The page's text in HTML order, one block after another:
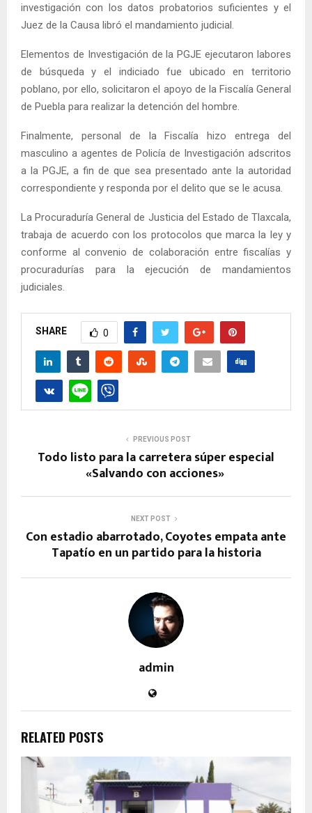
investigación con los datos probatorios suficientes y el
Juez de la Causa libró el mandamiento judicial.
Elementos de Investigación de la PGJE ejecutaron labores
de búsqueda y el indiciado fue ubicado en territorio
poblano, por ello, solicitaron el apoyo de la Fiscalía General
de Puebla para realizar la detención del hombre.
Finalmente, personal de la Fiscalía hizo entrega del
masculino a agentes de Policía de Investigación adscritos
a la PGJE, a fin de que sea presentado ante la autoridad
correspondiente y responda por el delito que se le acusa.
La Procuraduría General de Justicia del Estado de Tlaxcala,
trabaja de acuerdo con los protocolos que marca la ley y
conforme al convenio de colaboración entre fiscalías y
procuradurías para la ejecución de mandamientos
judiciales.
SHARE 0
PREVIOUS POST
Todo listo para la carretera súper especial
«Salvando con acciones»
NEXT POST
Con estadio abarrotado, Coyotes empata ante
Tapatío en un partido para la historia
admin
RELATED POSTS